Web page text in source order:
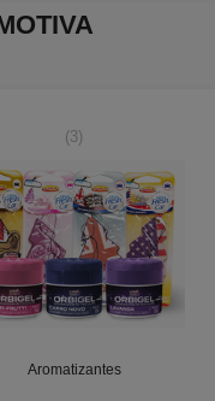
(3)
Aromatizantes